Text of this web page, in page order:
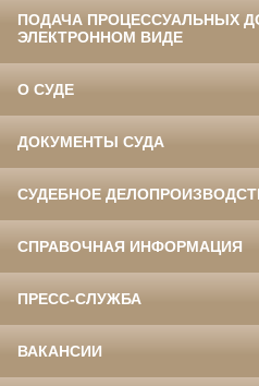
ПОДАЧА ПРОЦЕССУАЛЬНЫХ
ЭЛЕКТРОННОМ ВИДЕ
О СУДЕ
ДОКУМЕНТЫ СУДА
СУДЕБНОЕ
СПРАВОЧНАЯ ИНФОРМАЦИЯ
ПРЕСС-СЛУЖБА
ВАКАНСИИ